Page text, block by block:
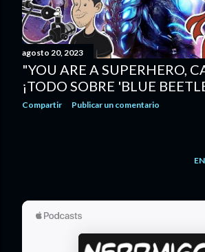
agosto 20, 2023
"YOU ARE A SUPERHERO,
¡TODO SOBRE 'BLUE
Compartir Publicar un comentario